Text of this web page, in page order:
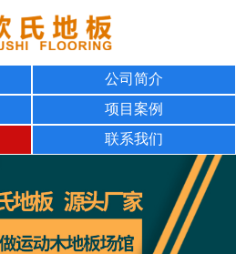
公司简介
项目案例
联系我们